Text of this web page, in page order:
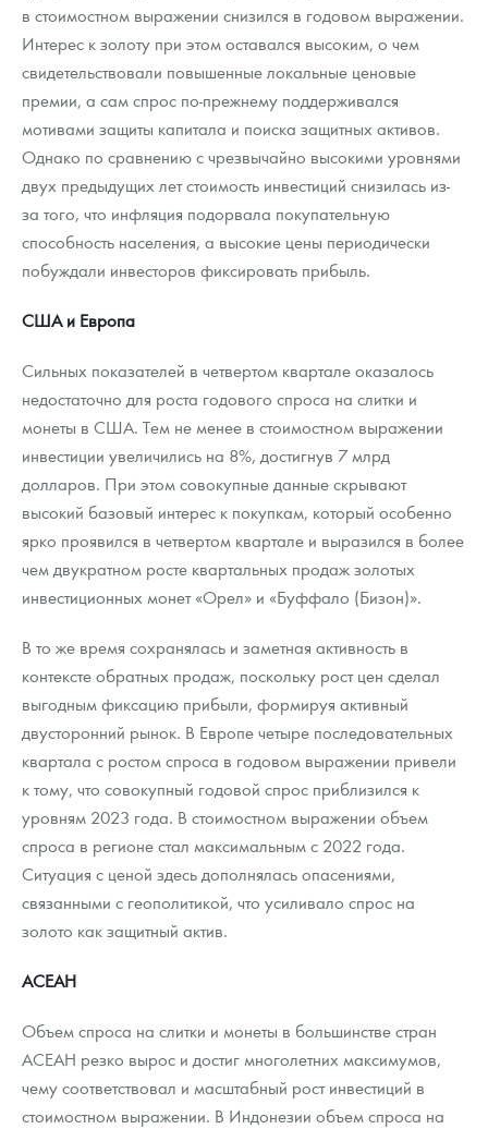
в стоимостном выражении снизился в годовом выражении.
Интерес к золоту при этом оставался высоким, о чем
свидетельствовали повышенные локальные ценовые
премии, а сам спрос по-прежнему поддерживался
мотивами защиты капитала и поиска защитных активов.
Однако по сравнению с чрезвычайно высокими уровнями
двух предыдущих лет стоимость инвестиций снизилась из-
за того, что инфляция подорвала покупательную
способность населения, а высокие цены периодически
побуждали инвесторов фиксировать прибыль.
США и Европа
Сильных показателей в четвертом квартале оказалось
недостаточно для роста годового спроса на слитки и
монеты в США. Тем не менее в стоимостном выражении
инвестиции увеличились на 8%, достигнув 7 млрд
долларов. При этом совокупные данные скрывают
высокий базовый интерес к покупкам, который особенно
ярко проявился в четвертом квартале и выразился в более
чем двукратном росте квартальных продаж золотых
инвестиционных монет «Орел» и «Буффало (Бизон)».
В то же время сохранялась и заметная активность в
контексте обратных продаж, поскольку рост цен сделал
выгодным фиксацию прибыли, формируя активный
двусторонний рынок. В Европе четыре последовательных
квартала с ростом спроса в годовом выражении привели
к тому, что совокупный годовой спрос приблизился к
уровням 2023 года. В стоимостном выражении объем
спроса в регионе стал максимальным с 2022 года.
Ситуация с ценой здесь дополнялась опасениями,
связанными с геополитикой, что усиливало спрос на
золото как защитный актив.
АСЕАН
Объем спроса на слитки и монеты в большинстве стран
АСЕАН резко вырос и достиг многолетних максимумов,
чему соответствовал и масштабный рост инвестиций в
стоимостном выражении. В Индонезии объем спроса на